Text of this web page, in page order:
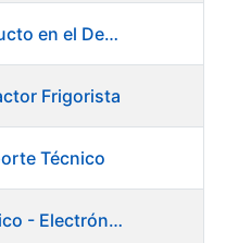
OE 12/23 - Gestor de producto en el Departamento Fábrica de Papel (Burgos)
Frigorista
Técnico
OE 36/23 - Oficial 1ª Eléctrico - Electrónico Mantenimiento Destacado